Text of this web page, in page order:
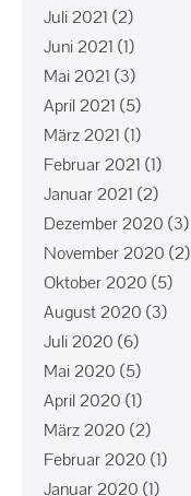
Juli 2021 (2)
Juni 2021 (1)
Mai 2021 (3)
April 2021 (5)
März 2021 (1)
Februar 2021 (1)
Januar 2021 (2)
Dezember 2020 (3)
November 2020 (2)
Oktober 2020 (5)
August 2020 (3)
Juli 2020 (6)
Mai 2020 (5)
April 2020 (1)
März 2020 (2)
Februar 2020 (1)
Januar 2020 (1)